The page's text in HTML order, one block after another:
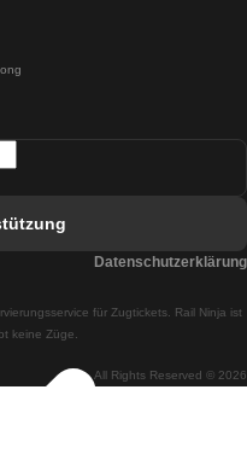
Madrid
Braga
Lissabon All Rights Reserved © 2026
für Zugtickets. Rail Ninja ist
keine Züge.
Datenschutzerklärung